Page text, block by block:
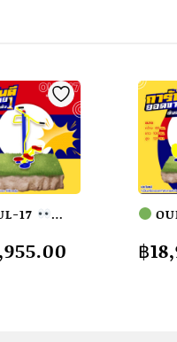
17
สลับ เครื่อง
ระดับ
฿